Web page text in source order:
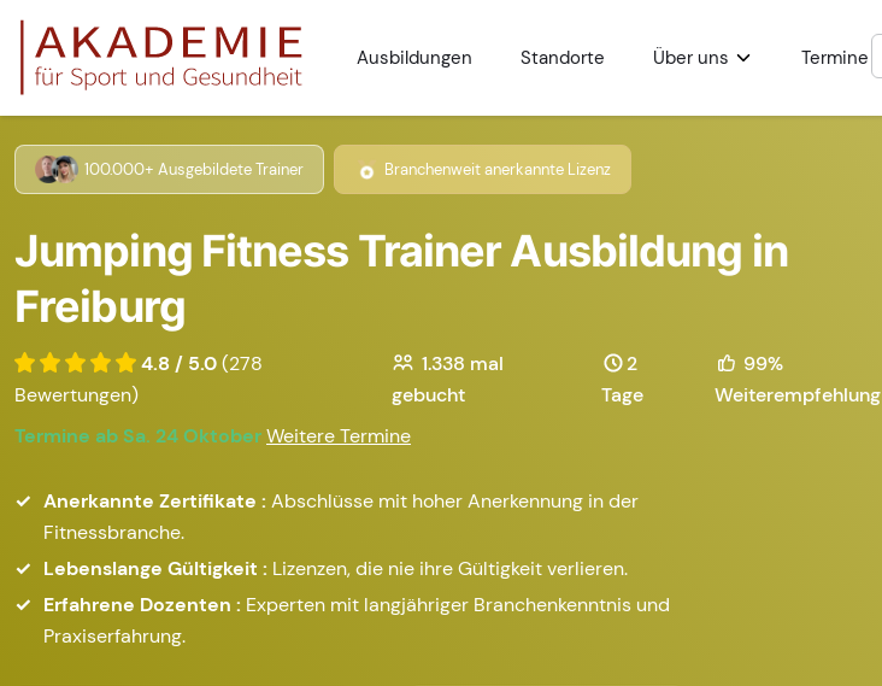
Ausbildungen Standorte Über uns Termine
100.000+ Ausgebildete Trainer Branchenweit anerkannte Lizenz
Jumping Fitness Trainer Ausbildung in
Freiburg
4.8 / 5.0(278
Bewertungen)
1.338 mal
gebucht
2
Tage
99%
Weiterempfehlung
Termine ab Sa. 24 OktoberWeitere Termine
Anerkannte Zertifikate : Abschlüsse mit hoher Anerkennung in der
Fitnessbranche.
Lebenslange Gültigkeit : Lizenzen, die nie ihre Gültigkeit verlieren.
Erfahrene Dozenten : Experten mit langjähriger Branchenkenntnis und
Praxiserfahrung.